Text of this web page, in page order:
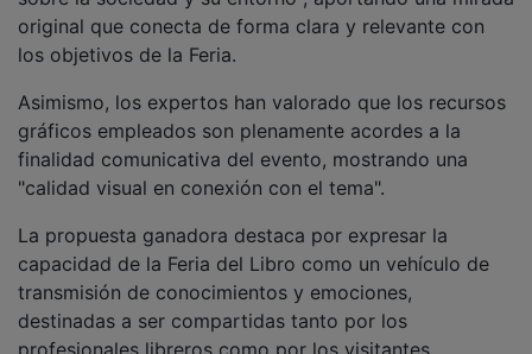
original que conecta de forma clara y relevante con
los objetivos de la Feria.
gráficos empleados son plenamente acordes a la
finalidad comunicativa del evento, mostrando una
"calidad visual en conexión con el tema".
capacidad de la Feria del Libro como un vehículo de
transmisión de conocimientos y emociones,
destinadas a ser compartidas tanto por los
profesionales libreros como por los visitantes.